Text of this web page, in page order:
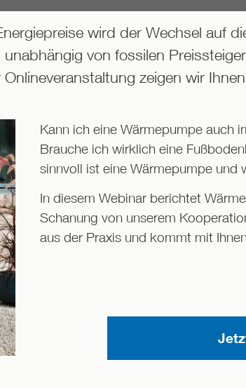
wird der Wechsel auf
von fossilen
zeigen wir
Kann ich eine Wärmepumpe auch
Brauche ich wirklich eine
sinnvoll ist eine Wärmepumpe und
In diesem Webinar berichtet
Schanung von unserem
aus der Praxis und kommt mit